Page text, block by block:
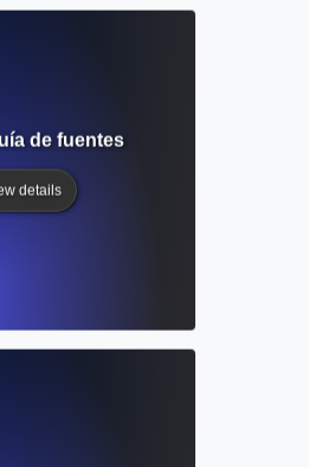
de fuentes de investigación
details